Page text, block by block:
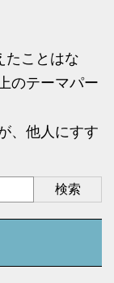
たことはな
のテーマパー
、他人にすす
検索